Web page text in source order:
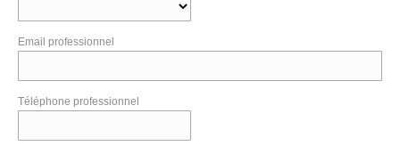
Email professionnel
Téléphone professionnel